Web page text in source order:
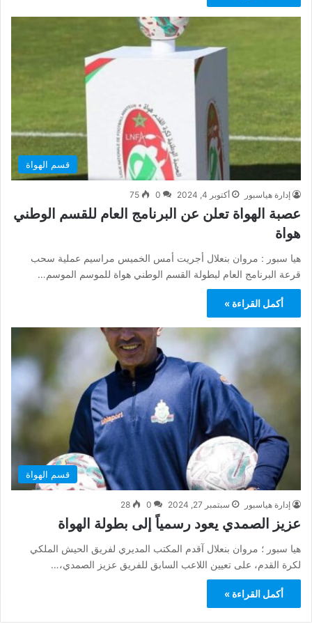
قسم الهواة
إدارة هياسبور أكتوبر 4, 2024 0
75
عصبة الهواة تعلن عن البرنامج العام للقسم الوطني
هواة
هيا سبور : مروان بنعلال أجريت أمس الخميس مراسيم عملية سحب
قرعة البرنامج العام لبطولة القسم الوطني هواة للموسم الموسم…
أكمل القراءة »
قسم الهواة
إدارة هياسبور سبتمبر 27, 2024 0
28
عزيز الصمدي يعود رسمياً إلى بطولة الهواة
هيا سبور ؛ مروان بنعلال آقدم المكتب المديري لفريق الحيش الملكي
لكرة القدم، على تعيين اللاعب السابق للفريق عزيز الصمدي،…
أكمل القراءة »